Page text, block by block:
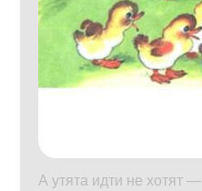
А утята идти не хотят —